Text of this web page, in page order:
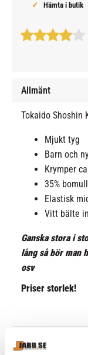
Hämta i butik
Allmänt
Tokaido Shoshin
Mjukt tyg
Barn och
Krymper
35%
Elastisk
Vitt bälte
Ganska stora i
lång så bör man
osv
Priser storlek!